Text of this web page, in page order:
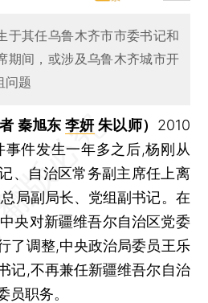
于其任乌鲁木齐市市委书记和
期间，或涉及乌鲁木齐城市开
问题
秦旭东 李妍朱以师） 2010
件发生一年多之后,杨刚从
、自治区常务副主席任上离
局副局长、党组副书记。在
央对新疆维吾尔自治区党委
了调整,中央政治局委员王乐
记,不再兼任新疆维吾尔自治
员职务。